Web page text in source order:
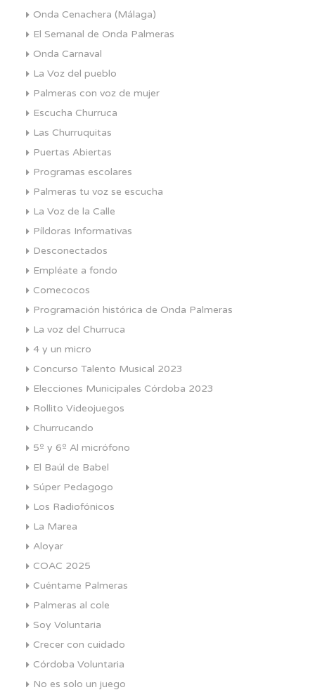
Onda Cenachera (Málaga)
El Semanal de Onda Palmeras
Onda Carnaval
La Voz del pueblo
Palmeras con voz de mujer
Escucha Churruca
Las Churruquitas
Puertas Abiertas
Programas escolares
Palmeras tu voz se escucha
La Voz de la Calle
Píldoras Informativas
Desconectados
Empléate a fondo
Comecocos
Programación histórica de Onda Palmeras
La voz del Churruca
4 y un micro
Concurso Talento Musical 2023
Elecciones Municipales Córdoba 2023
Rollito Videojuegos
Churrucando
5º y 6º Al micrófono
El Baúl de Babel
Súper Pedagogo
Los Radiofónicos
La Marea
Aloyar
COAC 2025
Cuéntame Palmeras
Palmeras al cole
Soy Voluntaria
Crecer con cuidado
Córdoba Voluntaria
No es solo un juego